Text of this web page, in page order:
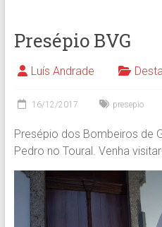
Presépio BVG
Luís Andrade
16/12/2017 presepio
Presépio dos Bombeiros de
Pedro no Toural. Venha